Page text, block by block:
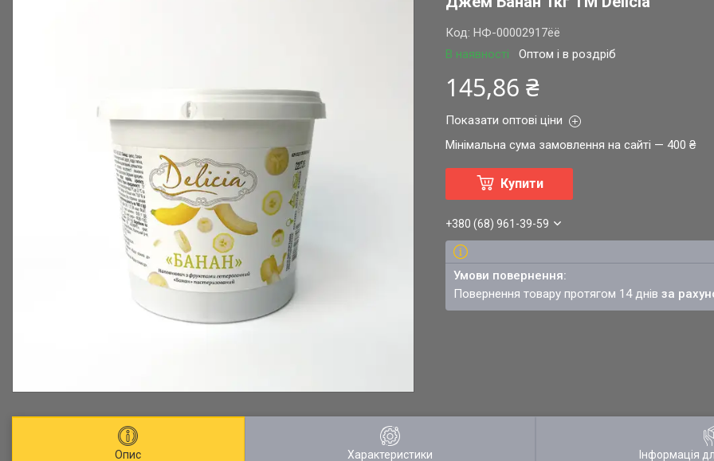
В наявності Оптом і в роздріб
Код:НФ-00002917ёё
145,86 ₴
Показати оптові ціни
Мінімальна сума замовлення на сайті — 400 ₴
Купити
+380 (68) 961-39-59
повернення товару протягом 14 днівза
Опис Характеристики Інформація